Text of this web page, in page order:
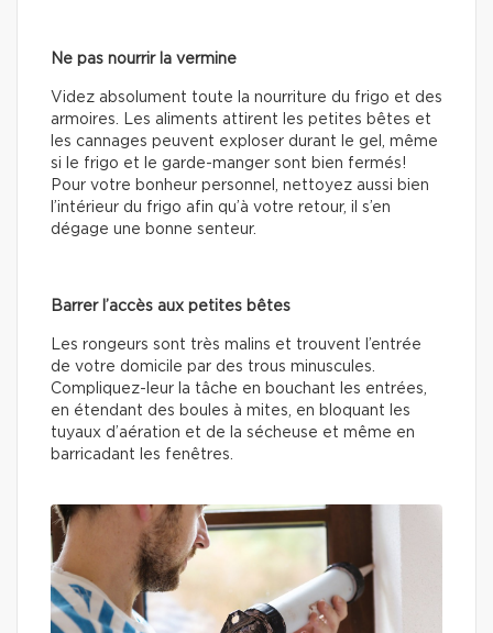
Ne pas nourrir la vermine
Videz absolument toute la nourriture du frigo et des
armoires. Les aliments attirent les petites bêtes et
les cannages peuvent exploser durant le gel, même
si le frigo et le garde-manger sont bien fermés!
Pour votre bonheur personnel, nettoyez aussi bien
l’intérieur du frigo afin qu’à votre retour, il s’en
dégage une bonne senteur.
Barrer l’accès aux petites bêtes
Les rongeurs sont très malins et trouvent l’entrée
de votre domicile par des trous minuscules.
Compliquez-leur la tâche en bouchant les entrées,
en étendant des boules à mites, en bloquant les
tuyaux d’aération et de la sécheuse et même en
barricadant les fenêtres.